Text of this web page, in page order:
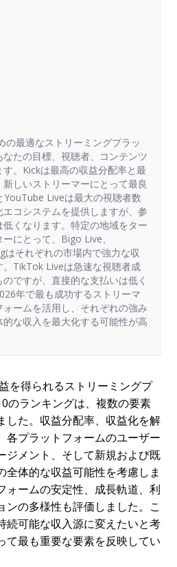
の最適なストリーミングプラッ
なたの目標、視聴者、コンテンツ
。Kickは最高の収益分配率と最
しいストリーマーにとって最良
Liveは最大の視聴者数
コシステムを提供しますが、参
くなります。特定の地域をター
にとって、Bigo Live、
それぞれの市場内で強力な収
TikTok Liveは急速な視聴者成
ですが、直接的な支払いは低く
年で最も成功するストリーマ
ームを活用し、それぞれの強み
な収入を最大化する可能性が高
を得られるストリーミングプ
のランキングは、複数の要素
した。収益分配率、収益化を解
各プラットフォームのユーザー
ジメント、そして新規および既
全体的な収益可能性を考慮しま
ォームの安定性、成長軌道、利
ンの多様性も評価しました。こ
続可能な収入源に変えたいと考
て最も重要な要素を反映してい